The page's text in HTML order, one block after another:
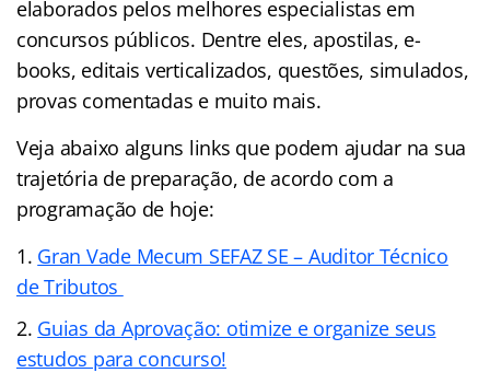
elaborados pelos melhores especialistas em
concursos públicos. Dentre eles, apostilas, e-
books, editais verticalizados, questões, simulados,
provas comentadas e muito mais.
Veja abaixo alguns links que podem ajudar na sua
trajetória de preparação, de acordo com a
programação de hoje:
Gran Vade Mecum SEFAZ SE – Auditor Técnico
de Tributos
Guias da Aprovação: otimize e organize seus
estudos para concurso!